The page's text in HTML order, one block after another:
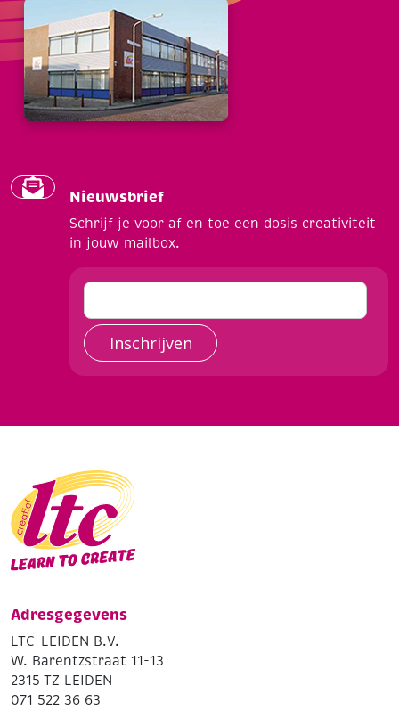
Nieuwsbrief
Schrijf je voor af en toe een dosis creativiteit
in jouw mailbox.
Inschrijven
Adresgegevens
LTC-LEIDEN B.V.
W. Barentzstraat 11-13
2315 TZ LEIDEN
071 522 36 63